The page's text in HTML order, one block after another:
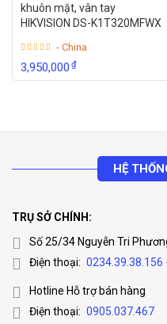
khuôn mặt, vân tay
HIKVISION DS-K1T320MFWX
- China
3,950,000₫
HỆ
TRỤ SỞ CHÍNH:
Số 25/34 Nguyễn Tri
Điện thoại: 0234.39.38.156
Hotline Hỗ trợ bán hàng
Điện thoại: 0905.037.467